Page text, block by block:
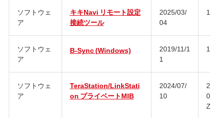
ソフトウェ
ア
キキNavi リモート設定
接続ツール
2025/03/
04
ソフトウェ
ア
B-Sync (Windows)
2019/11/1
1
ソフトウェ
ア
TeraStation/LinkStati
on プライベートMIB
2024/07/
10
Z